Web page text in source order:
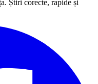
Știri corecte, rapide și